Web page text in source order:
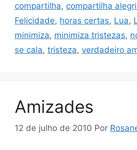
compartilha, compartilha
Felicidade, horas certas, Lua,
minimiza, minimiza tristezas,
se cala, tristeza, verdadeiro
Amizades
12 de julho de 2010 Por